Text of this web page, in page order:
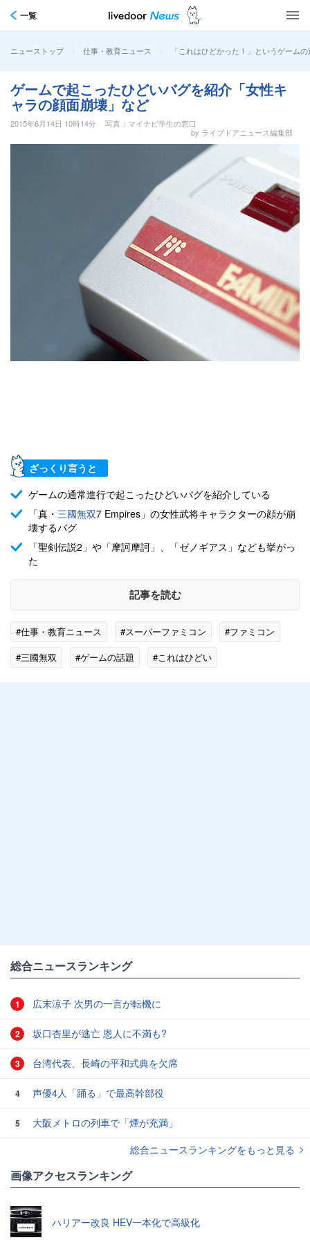
一覧
ニューストップ > 仕事・教育ニュース > 「これはひどかった！」というゲーム
ゲームで起こったひどいバグを紹介「女性キ
ャラの顔面崩壊」など
2015年6月14日 10時14分
写真：マイナビ学生の窓口
by ライブドアニュース編集部
ざっくり言うと
ゲームの通常進行で起こったひどいバグを紹介している
「真・ 三國無双7 Empires」の女性武将キャラクターの顔が崩
壊するバグ
「聖剣伝説2」や「摩訶摩訶」、「ゼノギアス」なども挙がっ
た
記事を読む
#仕事・教育ニュース #スーパーファミコン
#ファミコン
#三國無双
#ゲームの話題 #これはひどい
総合ニュースランキング
1 広末涼子 次男の一言が転機に
2 坂口杏里が逃亡 恩人に不満も?
3 台湾代表、長崎の平和式典を欠席
4 声優4人「踊る」で最高幹部役
5
大阪メトロの列車で「煙が充満」
総合ニュースランキングをもっと見る
画像アクセスランキング
ハリアー改良 HEV一本化で高級化